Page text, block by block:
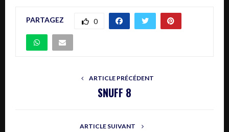
PARTAGEZ 0
ARTICLE PRÉCÉDENT
SNUFF 8
ARTICLE SUIVANT